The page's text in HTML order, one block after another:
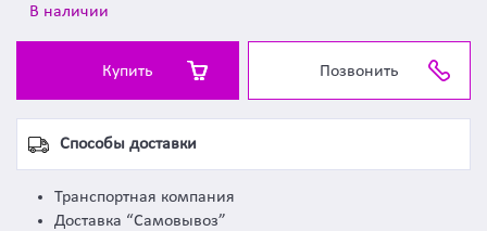
В наличии
Купить Позвонить
Способы доставки
Транспортная компания
Доставка “Самовывоз”